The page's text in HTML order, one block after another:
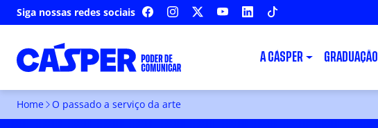
Siga nossas redes sociais FACEBOOKINSTAGRAM YOUTUBELINKEDIN
A CÁSPER GRADUAÇÃO
Home O passado a serviço da arte